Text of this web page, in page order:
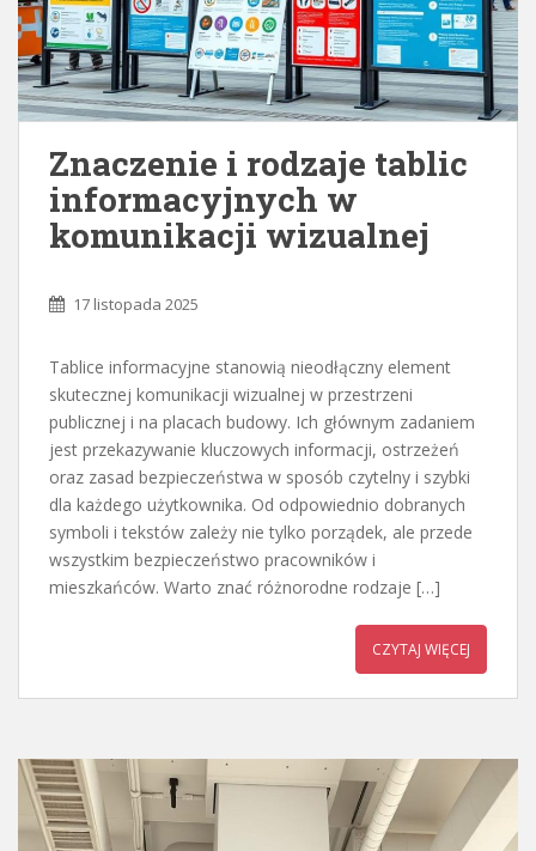
Znaczenie i rodzaje tablic
informacyjnych w
komunikacji wizualnej
17 listopada 2025
Tablice informacyjne stanowią nieodłączny element
skutecznej komunikacji wizualnej w przestrzeni
publicznej i na placach budowy. Ich głównym zadaniem
jest przekazywanie kluczowych informacji, ostrzeżeń
oraz zasad bezpieczeństwa w sposób czytelny i szybki
dla każdego użytkownika. Od odpowiednio dobranych
symboli i tekstów zależy nie tylko porządek, ale przede
wszystkim bezpieczeństwo pracowników i
mieszkańców. Warto znać różnorodne rodzaje […]
CZYTAJ WIĘCEJ